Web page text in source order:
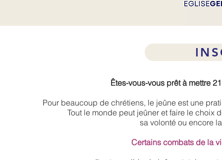
Êtes-vous-vous prêt à mettre
Pour beaucoup de chrétiens, le jeûne est une
Tout le monde peut jeûner et faire le choix
sa volonté ou encore
Certains combats de la